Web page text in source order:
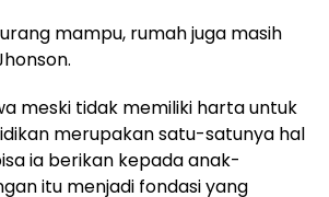
mampu, rumah juga masih
meski tidak memiliki harta untuk
merupakan satu-satunya hal
ia berikan kepada anak-
itu menjadi fondasi yang